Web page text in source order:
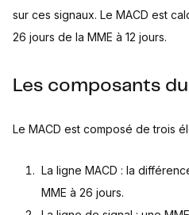
sur ces signaux. Le MACD est
26 jours de la MME à 12 jours.
Les composants
Le MACD est composé de trois
La ligne MACD : la
MME à 26 jours.